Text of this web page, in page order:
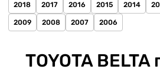
2018 2017 2016 2015 2014
2009 2008 2007 2006
TOYOTA BELTA